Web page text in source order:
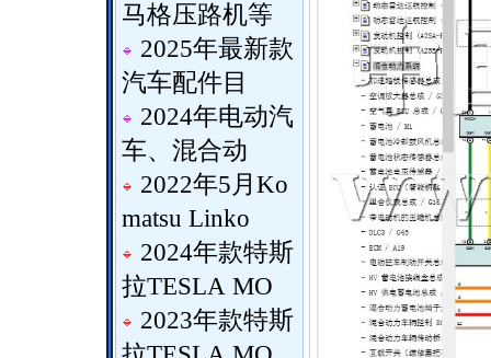
马格压路机等
2025年最新款
汽车配件目
2024年电动汽
车、混合动
2022年5月Ko
matsu Linko
2024年款特斯
拉TESLA MO
2023年款特斯